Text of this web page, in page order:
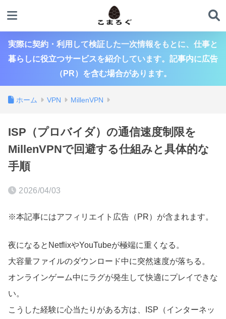
実際に契約・利用して検証した一次情報をもとに、仕事と
暮らしに役立つサービスを紹介しています。記事内に広告
（PR）を含む場合があります。
ホーム VPN MillenVPN
ISP（プロバイダ）の通信速度制限を
MillenVPNで回避する仕組みと具体的な
手順
2026/04/03
※本記事にはアフィリエイト広告（PR）が含まれます。
夜になるとNetflixやYouTubeが極端に重くなる。
大容量ファイルのダウンロード中に突然速度が落ちる。
オンラインゲーム中にラグが発生して快適にプレイできな
い。
こうした経験に心当たりがある方は、ISP（インターネッ